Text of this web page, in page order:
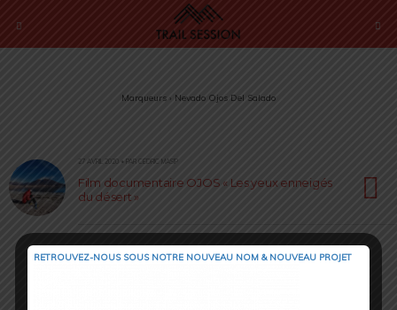
Marqueurs › Nevado Ojos Del Salado
27 AVRIL 2020 • PAR CÉDRIC MASIP
Film documentaire OJOS « Les yeux enneigés
du désert »
RETROUVEZ-NOUS SOUS NOTRE NOUVEAU NOM & NOUVEAU PROJET